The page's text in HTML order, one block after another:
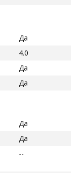
Да
4.0
Да
Да
Да
Да
--